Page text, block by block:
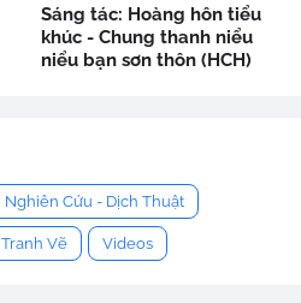
Sáng tác: Hoàng hôn tiểu
khúc - Chung thanh niểu
niểu bạn sơn thôn (HCH)
Nghiên Cứu - Dịch Thuật
Tranh Vẽ Videos